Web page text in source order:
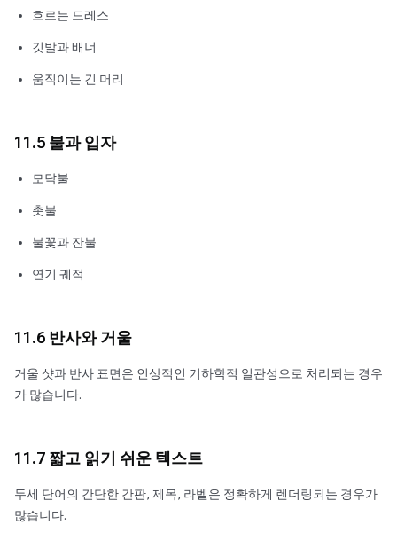
흐르는 드레스
깃발과 배너
움직이는 긴 머리
11.5 불과 입자
모닥불
촛불
불꽃과 잔불
연기 궤적
11.6 반사와 거울
거울 샷과 반사 표면은 인상적인 기하학적 일관성으로 처리되는 경우
가 많습니다.
11.7 짧고 읽기 쉬운 텍스트
두세 단어의 간단한 간판, 제목, 라벨은 정확하게 렌더링되는 경우가
많습니다.